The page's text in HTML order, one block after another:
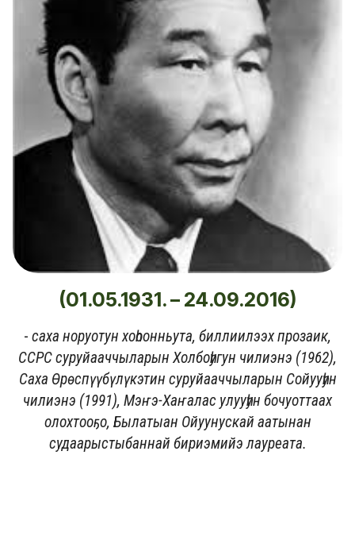
(01.05.1931. – 24.09.2016)
- саха норуотун хоһоонньута, биллиилээх прозаик,
ССРС суруйааччыларын Холбоһугун чилиэнэ (1962),
Саха Өрөспүүбүлүкэтин суруйааччыларын Сойууһун
чилиэнэ (1991), Мэҥэ-Хаҥалас улууһун бочуоттаах
олохтооҕо, Былатыан Ойуунускай аатынан
судаарыстыбаннай бириэмийэ лауреата.